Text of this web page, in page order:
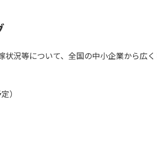
況等について、全国の中小企業から広
）